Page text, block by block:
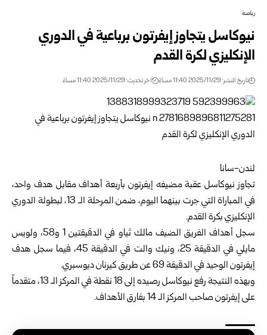
رياضة
نيوكاسل يتجاوز إيفرتون برباعية في الدوري
الإنكليزي لكرة القدم
تاريخ النشر: 2025/11/29 11:40 مساءً اخر تحديث: 2025/11/29 11:40 مساءً
لندن-سانا
تجاوزنيوكاسل عقبة مضيفه إيفرتون بأربعة أهداف مقابل هدف واحد،
في المباراة التي جرت بينهما اليوم، ضمن المرحلة الـ 13، لبطولة
الدوري
الإنكليزيبكرة القدم.
سجل أهداف الفريق الضيف مالك ثياو في الدقيقتين 1 و58، ولويس
مايلي في الدقيقة 25، ونيك والت في الدقيقة 45، فيما سجل هدف
إيفرتون الوحيد في الدقيقة 69 عن طريق كيرنان ديوسبري.
وبهذه النتيجة رفع نيوكاسل رصيده إلى 18 نقطة في المركز الـ 13، متقدماً
على إيفرتون صاحب المركز الـ 14 بفارق الأهداف.